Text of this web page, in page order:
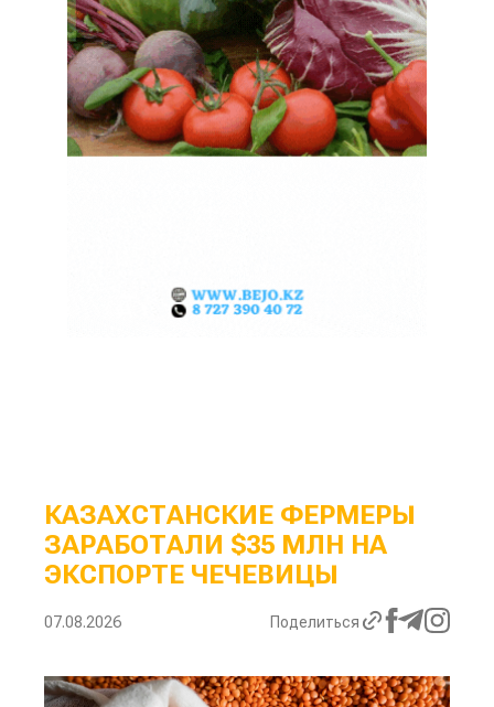
КАЗАХСТАНСКИЕ ФЕРМЕРЫ
ЗАРАБОТАЛИ $35 МЛН НА
ЭКСПОРТЕ ЧЕЧЕВИЦЫ
07.08.2026 Поделиться